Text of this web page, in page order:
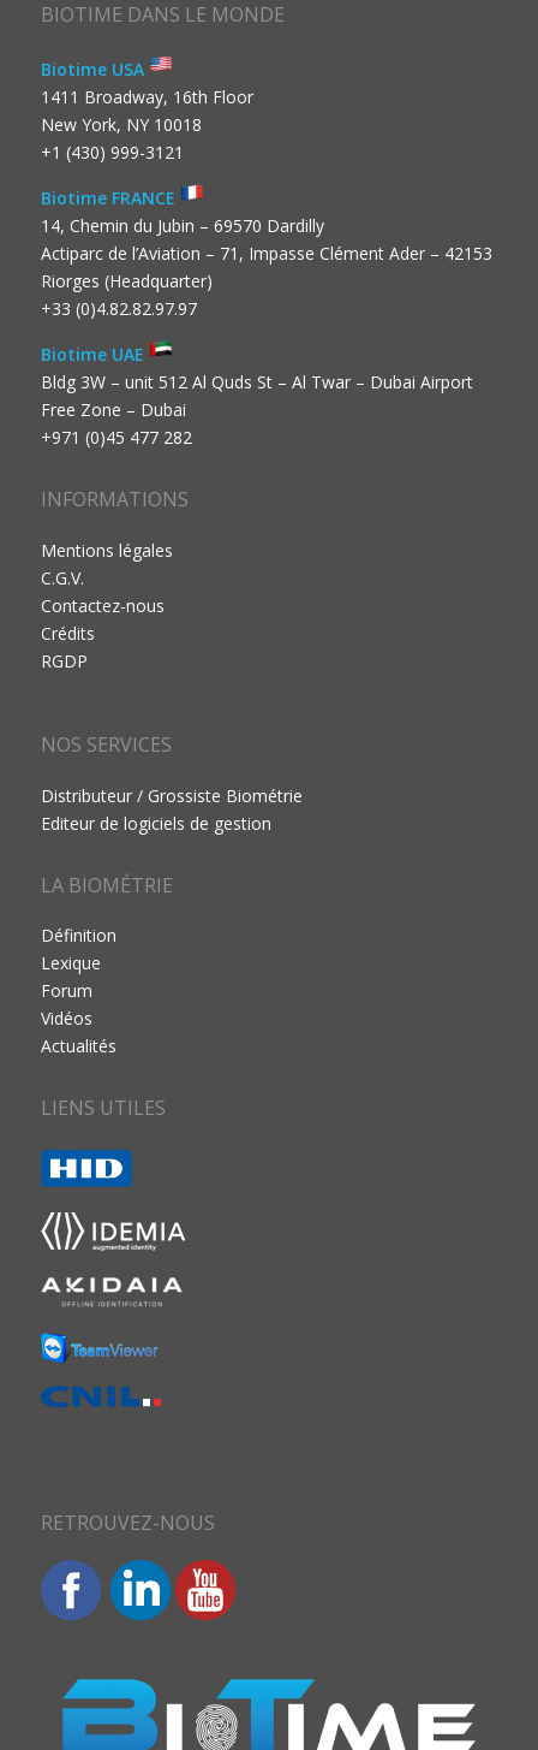
BIOTIME DANS LE MONDE
Biotime USA
1411 Broadway, 16th Floor
New York, NY 10018
+1 (430) 999-3121
Biotime FRANCE
14, Chemin du Jubin – 69570 Dardilly
Actiparc de l’Aviation – 71, Impasse Clément Ader – 42153
Riorges (Headquarter)
+33 (0)4.82.82.97.97
Biotime UAE
Bldg 3W – unit 512 Al Quds St – Al Twar – Dubai Airport
Free Zone – Dubai
+971 (0)45 477 282
INFORMATIONS
Mentions légales
C.G.V.
Contactez-nous
Crédits
RGDP
NOS SERVICES
Distributeur / Grossiste Biométrie
Editeur de logiciels de gestion
LA BIOMÉTRIE
Définition
Lexique
Forum
Vidéos
Actualités
LIENS UTILES
RETROUVEZ-NOUS